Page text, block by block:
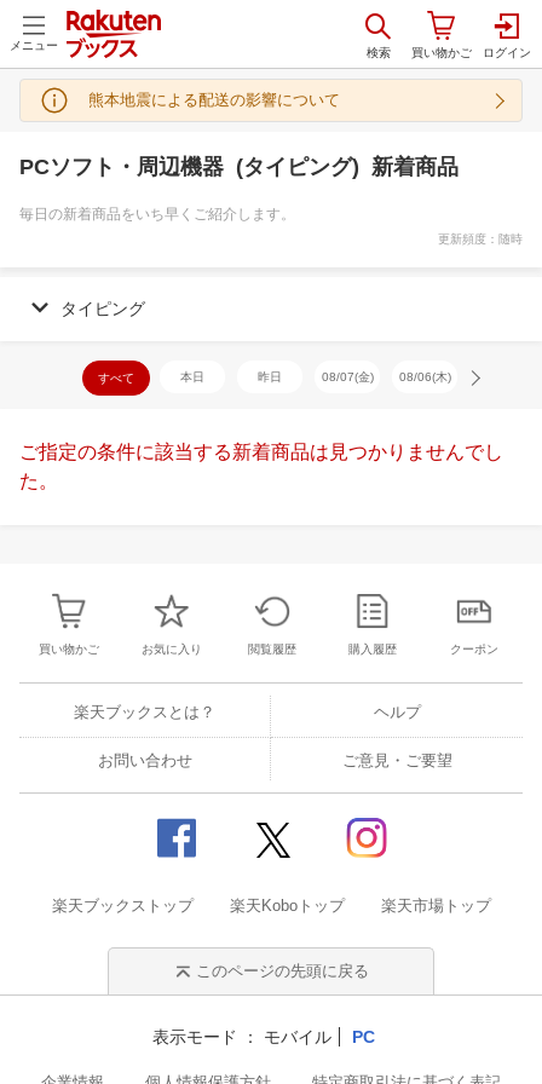
メニュー
熊本地震による配送の影響について
PCソフト・周辺機器 (タイピング) 新着商品
毎日の新着商品をいち早くご紹介します。
更新頻度：随時
タイピング
すべて 本日 昨日 08/07(金) 08/06(木) 08/05(水)
ご指定の条件に該当する新着商品は見つかりませんでし
た。
買い物かご お気に入り 閲覧履歴 購入履歴 クーポン
楽天ブックスとは？ ヘルプ
お問い合わせ ご意見・ご要望
楽天ブックストップ 楽天Koboトップ 楽天市場トップ
このページの先頭に戻る
表示モード モバイル PC